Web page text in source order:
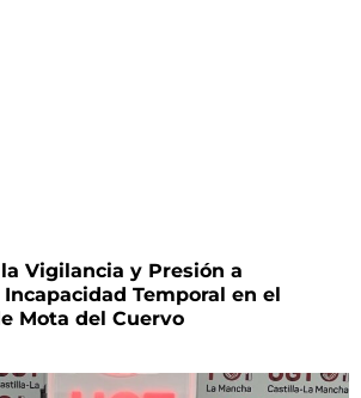
Vigilancia y Presión a
Temporal en el
Mota del Cuervo